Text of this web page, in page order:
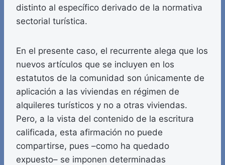
distinto al específico derivado de la normativa
sectorial turística.
En el presente caso, el recurrente alega que los
nuevos artículos que se incluyen en los
estatutos de la comunidad son únicamente de
aplicación a las viviendas en régimen de
alquileres turísticos y no a otras viviendas.
Pero, a la vista del contenido de la escritura
calificada, esta afirmación no puede
compartirse, pues –como ha quedado
expuesto– se imponen determinadas